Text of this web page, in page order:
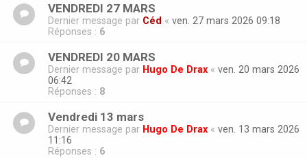
VENDREDI 27 MARS
Dernier message par Céd « ven. 27 mars 2026 09:18
Réponses : 6
VENDREDI 20 MARS
Dernier message par Hugo De Drax « ven. 20 mars 2026
06:42
Réponses : 8
Vendredi 13 mars
Dernier message par Hugo De Drax « ven. 13 mars 2026
11:16
Réponses : 6